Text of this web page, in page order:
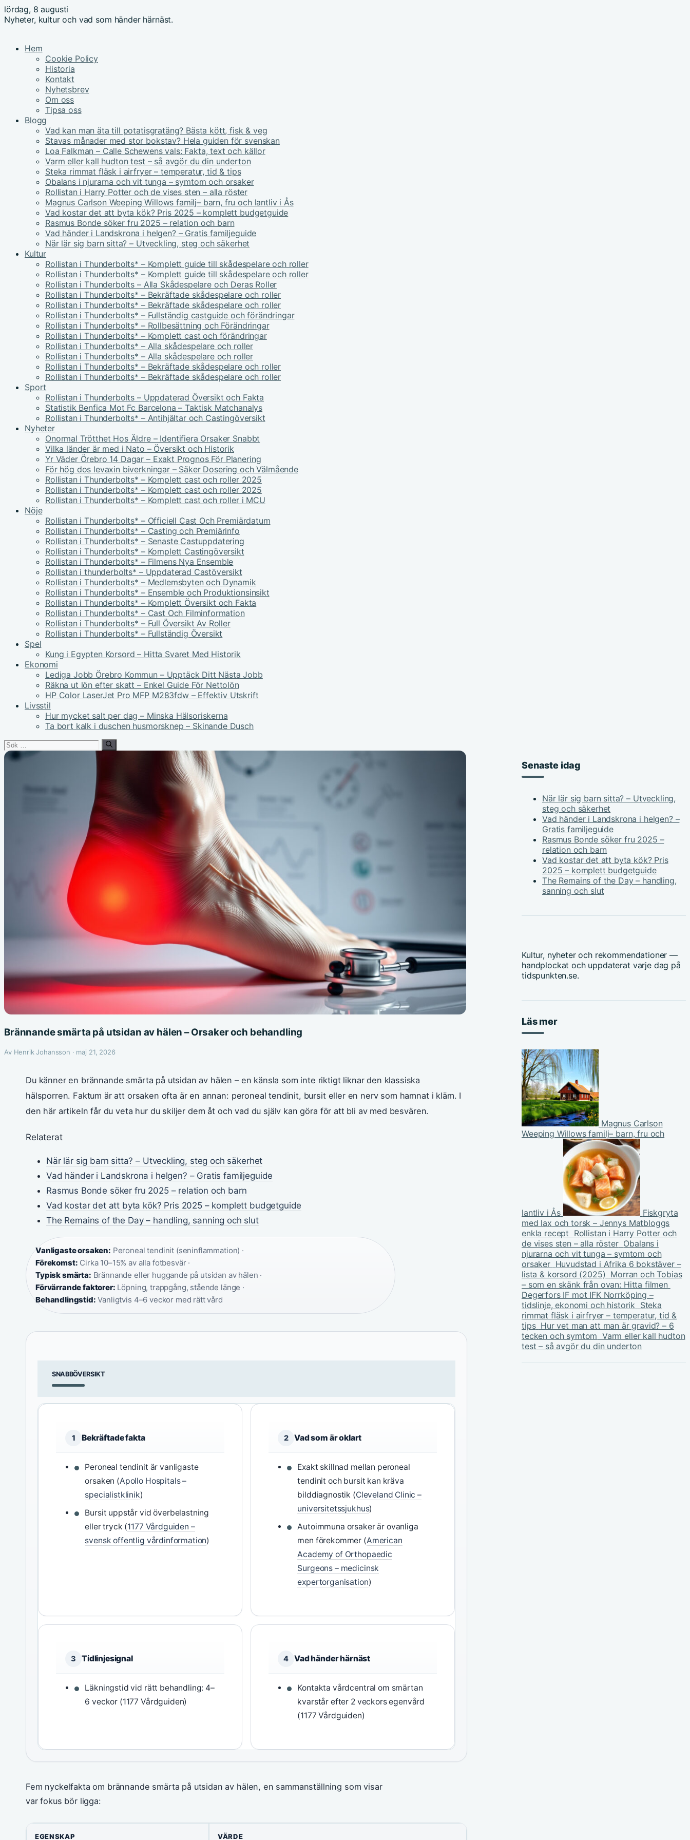
lördag, 8 augusti
Nyheter, kultur och vad som händer härnäst.
Hem
Cookie Policy
Historia
Kontakt
Nyhetsbrev
Om oss
Tipsa oss
Blogg
Vad kan man äta till potatisgratäng? Bästa kött, fisk & veg
Stavas månader med stor bokstav? Hela guiden för svenskan
Loa Falkman – Calle Schewens vals: Fakta, text och källor
Varm eller kall hudton test – så avgör du din underton
Steka rimmat fläsk i airfryer – temperatur, tid & tips
Obalans i njurarna och vit tunga – symtom och orsaker
Rollistan i Harry Potter och de vises sten – alla röster
Magnus Carlson Weeping Willows familj– barn, fru och lantliv i Ås
Vad kostar det att byta kök? Pris 2025 – komplett budgetguide
Rasmus Bonde söker fru 2025 – relation och barn
Vad händer i Landskrona i helgen? – Gratis familjeguide
När lär sig barn sitta? – Utveckling, steg och säkerhet
Kultur
Rollistan i Thunderbolts* – Komplett guide till skådespelare och roller
Rollistan i Thunderbolts* – Komplett guide till skådespelare och roller
Rollistan i Thunderbolts – Alla Skådespelare och Deras Roller
Rollistan i Thunderbolts* – Bekräftade skådespelare och roller
Rollistan i Thunderbolts* – Bekräftade skådespelare och roller
Rollistan i Thunderbolts* – Fullständig castguide och förändringar
Rollistan i Thunderbolts* – Rollbesättning och Förändringar
Rollistan i Thunderbolts* – Komplett cast och förändringar
Rollistan i Thunderbolts* – Alla skådespelare och roller
Rollistan i Thunderbolts* – Alla skådespelare och roller
Rollistan i Thunderbolts* – Bekräftade skådespelare och roller
Rollistan i Thunderbolts* – Bekräftade skådespelare och roller
Sport
Rollistan i Thunderbolts – Uppdaterad Översikt och Fakta
Statistik Benfica Mot Fc Barcelona – Taktisk Matchanalys
Rollistan i Thunderbolts* – Antihjältar och Castingöversikt
Nyheter
Onormal Trötthet Hos Äldre – Identifiera Orsaker Snabbt
Vilka länder är med i Nato – Översikt och Historik
Yr Väder Örebro 14 Dagar – Exakt Prognos För Planering
För hög dos levaxin biverkningar – Säker Dosering och Välmående
Rollistan i Thunderbolts* – Komplett cast och roller 2025
Rollistan i Thunderbolts* – Komplett cast och roller 2025
Rollistan i Thunderbolts* – Komplett cast och roller i MCU
Nöje
Rollistan i Thunderbolts* – Officiell Cast Och Premiärdatum
Rollistan i Thunderbolts* – Casting och Premiärinfo
Rollistan i Thunderbolts* – Senaste Castuppdatering
Rollistan i Thunderbolts* – Komplett Castingöversikt
Rollistan i Thunderbolts* – Filmens Nya Ensemble
Rollistan i thunderbolts* – Uppdaterad Castöversikt
Rollistan i Thunderbolts* – Medlemsbyten och Dynamik
Rollistan i Thunderbolts* – Ensemble och Produktionsinsikt
Rollistan i Thunderbolts* – Komplett Översikt och Fakta
Rollistan i Thunderbolts* – Cast Och Filminformation
Rollistan i Thunderbolts* – Full Översikt Av Roller
Rollistan i Thunderbolts* – Fullständig Översikt
Spel
Kung i Egypten Korsord – Hitta Svaret Med Historik
Ekonomi
Lediga Jobb Örebro Kommun – Upptäck Ditt Nästa Jobb
Räkna ut lön efter skatt – Enkel Guide För Nettolön
HP Color LaserJet Pro MFP M283fdw – Effektiv Utskrift
Livsstil
Hur mycket salt per dag – Minska Hälsoriskerna
Ta bort kalk i duschen husmorsknep – Skinande Dusch
Sök
efter:
Brännande smärta på utsidan av hälen – Orsaker och behandling
Av Henrik Johansson · maj 21, 2026
Du känner en brännande smärta på utsidan av hälen – en känsla som inte riktigt liknar den klassiska
hälsporren. Faktum är att orsaken ofta är en annan: peroneal tendinit, bursit eller en nerv som hamnat i kläm. I
den här artikeln får du veta hur du skiljer dem åt och vad du själv kan göra för att bli av med besvären.
Relaterat
När lär sig barn sitta? – Utveckling, steg och säkerhet
Vad händer i Landskrona i helgen? – Gratis familjeguide
Rasmus Bonde söker fru 2025 – relation och barn
Vad kostar det att byta kök? Pris 2025 – komplett budgetguide
The Remains of the Day – handling, sanning och slut
Vanligaste orsaken: Peroneal tendinit (seninflammation) ·
Förekomst: Cirka 10–15% av alla fotbesvär ·
Typisk smärta: Brännande eller huggande på utsidan av hälen ·
Förvärrande faktorer: Löpning, trappgång, stående länge ·
Behandlingstid: Vanligtvis 4–6 veckor med rätt vård
SNABBÖVERSIKT
1 Bekräftade fakta
Peroneal tendinit är vanligaste
orsaken (Apollo Hospitals –
specialistklinik)
Bursit uppstår vid överbelastning
eller tryck (1177 Vårdguiden –
svensk offentlig vårdinformation)
2 Vad som är oklart
Exakt skillnad mellan peroneal
tendinit och bursit kan kräva
bilddiagnostik (Cleveland Clinic –
universitetssjukhus)
Autoimmuna orsaker är ovanliga
men förekommer (American
Academy of Orthopaedic
Surgeons – medicinsk
expertorganisation)
3 Tidlinjesignal
Läkningstid vid rätt behandling: 4–
6 veckor (1177 Vårdguiden)
4 Vad händer härnäst
Kontakta vårdcentral om smärtan
kvarstår efter 2 veckors egenvård
(1177 Vårdguiden)
Fem nyckelfakta om brännande smärta på utsidan av hälen, en sammanställning som visar
var fokus bör ligga:
EGENSKAP VÄRDE
Senaste idag
När lär sig barn sitta? – Utveckling,
steg och säkerhet
Vad händer i Landskrona i helgen? –
Gratis familjeguide
Rasmus Bonde söker fru 2025 –
relation och barn
Vad kostar det att byta kök? Pris
2025 – komplett budgetguide
The Remains of the Day – handling,
sanning och slut
Kultur, nyheter och rekommendationer —
handplockat och uppdaterat varje dag på
tidspunkten.se.
Läs mer
Magnus Carlson
Weeping Willows familj– barn, fru och
lantliv i Ås
Fiskgryta
med lax och torsk – Jennys Matbloggs
enkla recept Rollistan i Harry Potter och
de vises sten – alla röster Obalans i
njurarna och vit tunga – symtom och
orsaker Huvudstad i Afrika 6 bokstäver –
lista & korsord (2025) Morran och Tobias
– som en skänk från ovan: Hitta filmen
Degerfors IF mot IFK Norrköping –
tidslinje, ekonomi och historik Steka
rimmat fläsk i airfryer – temperatur, tid &
tips Hur vet man att man är gravid? – 6
tecken och symtom Varm eller kall hudton
test – så avgör du din underton